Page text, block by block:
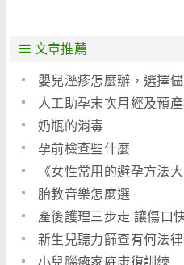
文章推薦
嬰兒溼疹怎麼辦，選擇
人工助孕末次月經及預
奶瓶的消毒
孕前檢查些什麼
《女性常用的避孕方法
胎教音樂怎麼選
產後護理三步走 讓傷口
新生兒聽力篩查有何法